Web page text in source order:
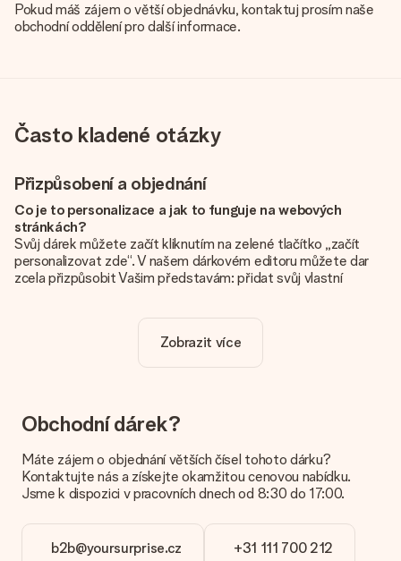
Pokud máš zájem o větší objednávku, kontaktuj prosím naše
obchodní oddělení pro další informace.
Často kladené otázky
Přizpůsobení a objednání
Co je to personalizace a jak to funguje na webových
stránkách?
Svůj dárek můžete začít kliknutím na zelené tlačítko „začít
personalizovat zde“. V našem dárkovém editoru můžete dar
zcela přizpůsobit Vašim představám: přidat svůj vlastní
Je personalizace zahrnuta v ceně?
Jak zjistím, zda má moje fotografie správnou kvalitu?
spokojeni. Proto je důležité používat vysoce kvalitní
fotografie. Pokud si nejste jisti kvalitou snímku, kontaktujte
náš zákaznický servis a přiložte fotografii spolu s dárkem,
za vás!
Zobrazit více
Obchodní dárek?
Máte zájem o objednání větších čísel tohoto dárku?
Kontaktujte nás a získejte okamžitou cenovou nabídku.
Jsme k dispozici v pracovních dnech od 8:30 do 17:00.
b2b@yoursurprise.cz +31 111 700 212